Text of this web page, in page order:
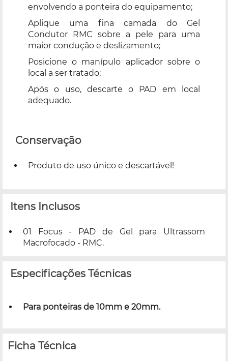
envolvendo a ponteira do equipamento;
Aplique uma fina camada do Gel
Condutor RMC sobre a pele para uma
maior condução e deslizamento;
Posicione o manípulo aplicador sobre o
local a ser tratado;
Após o uso, descarte o PAD em local
adequado.
Conservação
Produto de uso único e descartável!
Itens Inclusos
01 Focus - PAD de Gel para Ultrassom
Macrofocado - RMC.
Especificações Técnicas
Para ponteiras de 10mm e 20mm.
Ficha Técnica